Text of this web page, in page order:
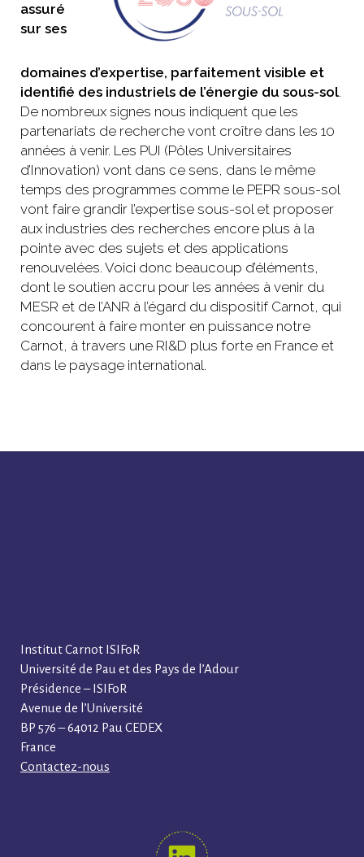
assuré
sur ses
domaines d’expertise, parfaitement visible et
identifié des industriels de l’énergie du sous-sol.
De nombreux signes nous indiquent que les
partenariats de recherche vont croître dans les 10
années à venir. Les PUI (Pôles Universitaires
d’Innovation) vont dans ce sens, dans le même
temps des programmes comme le PEPR sous-sol
vont faire grandir l’expertise sous-sol et proposer
aux industries des recherches encore plus à la
pointe avec des sujets et des applications
renouvelées. Voici donc beaucoup d’éléments,
dont le soutien accru pour les années à venir du
MESR et de l’ANR à l’égard du dispositif Carnot, qui
concourent à faire monter en puissance notre
Carnot, à travers une RI&D plus forte en France et
dans le paysage international.
Institut Carnot ISIFoR
Université de Pau et des Pays de l’Adour
Présidence – ISIFoR
Avenue de l’Université
BP 576 – 64012 Pau CEDEX
France
Contactez-nous